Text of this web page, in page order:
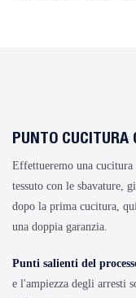
PUNTO CUCITURA
Effettueremo una
tessuto con le sbavature,
dopo la prima cucitura,
una doppia garanzia.
Punti salienti del
e l'ampiezza degli arresti